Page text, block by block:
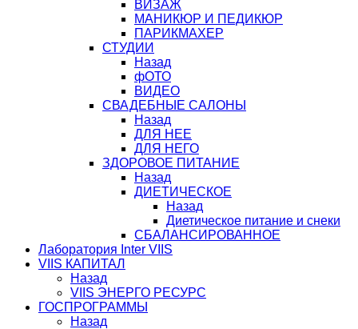
ВИЗАЖ
МАНИКЮР И ПЕДИКЮР
ПАРИКМАХЕР
СТУДИИ
Назад
фОТО
ВИДЕО
СВАДЕБНЫЕ САЛОНЫ
Назад
ДЛЯ НЕЕ
ДЛЯ НЕГО
ЗДОРОВОЕ ПИТАНИЕ
Назад
ДИЕТИЧЕСКОЕ
Назад
Диетическое питание и снеки
СБАЛАНСИРОВАННОЕ
Лаборатория Inter VIIS
VIIS КАПИТАЛ
Назад
VIIS ЭНЕРГО РЕСУРС
ГОСПРОГРАММЫ
Назад